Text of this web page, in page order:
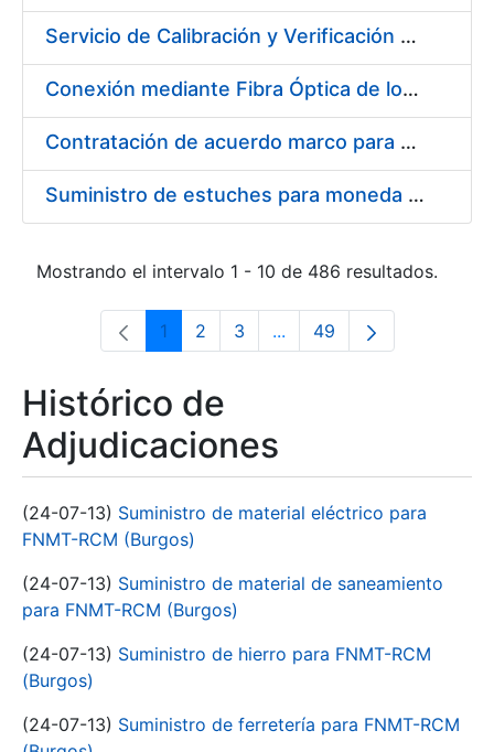
Servicio de Calibración y Verificación Externa de los Equipos de Medición del Servicio de Prevención de la FNMT-RCM
Conexión mediante Fibra Óptica de los Centros de Proceso de Datos (CPDs) de las sedes de la FNMT-RCM de Burgos y Madrid
Contratación de acuerdo marco para el Suministro de Material de Electricidad para la Fábrica Nacional de Moneda y Timbre-Real Casa de la Moneda en su centro de trabajo de Burgos
Suministro de estuches para moneda de 30 €
Mostrando el intervalo 1 - 10 de 486 resultados.
Página
1 Página
2 Página
3 ...Páginas intermedias Use
Página
49
Histórico de
Adjudicaciones
(24-07-13) Suministro de material eléctrico para
FNMT-RCM (Burgos)
(24-07-13) Suministro de material de saneamiento
para FNMT-RCM (Burgos)
(24-07-13) Suministro de hierro para FNMT-RCM
(Burgos)
(24-07-13) Suministro de ferretería para FNMT-RCM